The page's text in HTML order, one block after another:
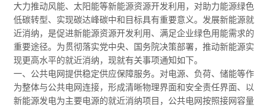
大力推动风能、太阳能等新能源资源开发利用，对助力能源绿色
低碳转型、实现碳达峰碳中和目标具有重要意义。发展新能源就
近消纳，是促进新能源资源开发利用、满足企业绿色用能需求的
重要途径。为贯彻落实党中央、国务院决策部署，推动新能源实
现更高水平的就近消纳，现就有关事项通知如下。
一、公共电网提供稳定供应保障服务。对电源、负荷、储能等作
为整体与公共电网连接，形成清晰物理界面和安全责任界面、以
新能源发电为主要电源的就近消纳项目，公共电网按照接网容量